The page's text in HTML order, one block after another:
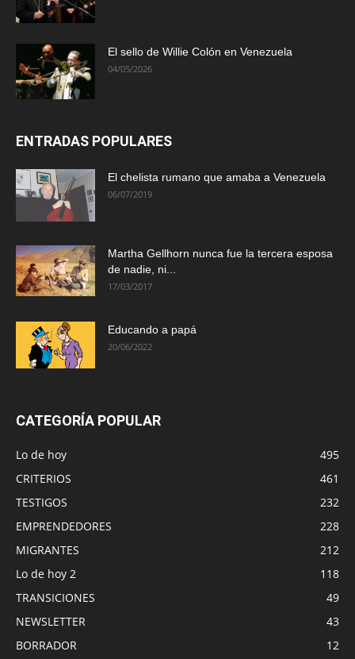
El sello de Willie Colón en Venezuela
04/05/2026
ENTRADAS POPULARES
El chelista rumano que amaba a Venezuela
06/07/2019
Martha Gellhorn nunca fue la tercera esposa
de nadie, ni...
17/03/2017
Educando a papá
20/06/2022
CATEGORÍA POPULAR
Lo de hoy
495
CRITERIOS
461
TESTIGOS
232
EMPRENDEDORES
228
MIGRANTES
212
Lo de hoy 2
118
TRANSICIONES
49
NEWSLETTER
43
BORRADOR
12